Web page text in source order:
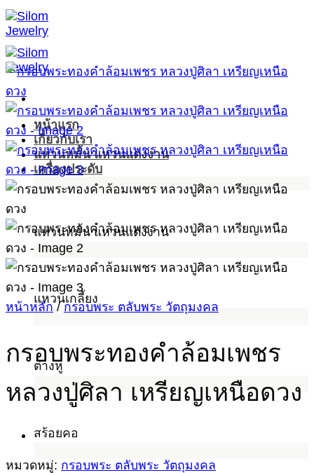
ข้าม
ไป
ยัง
เนื้อหา
หน้าแรก
เกี่ยวกับเรา
แหวนหมั้น แหวนแต่งงาน
เครื่องประดับ
แหวนหมั้น แหวนแต่งงาน
แหวนเกลี้ยง
ต่างหู
สร้อยคอ
หน้าหลัก / กรอบพระ ตลับพระ วัตถุมงคล
กรอบพระทองคำล้อมเพชร
หลวงปู่ศิลา เหรียญเหนือดวง
หมวดหมู่: กรอบพระ ตลับพระ วัตถุมงคล